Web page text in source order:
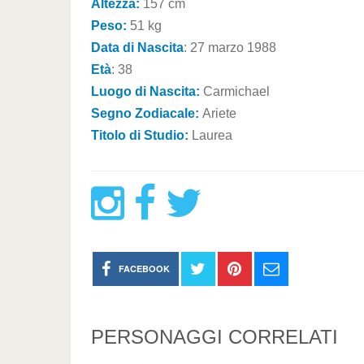
Altezza: 157 cm
Peso: 51 kg
Data di Nascita: 27 marzo 1988
Età: 38
Luogo di Nascita: Carmichael
Segno Zodiacale: Ariete
Titolo di Studio: Laurea
FACEBOOK
PERSONAGGI CORRELATI